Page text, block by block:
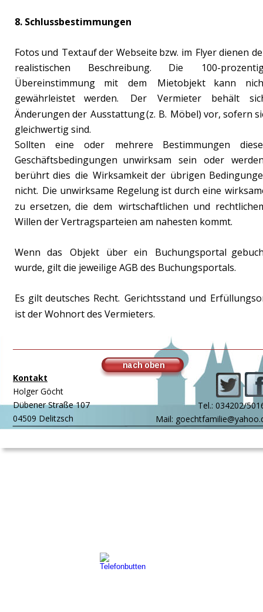
8. Schlussbestimmungen
Fotos und Textaufder Webseite bzw. im Flyer dienen
realistischen
Beschreibung. Die
100-
Übereinstimmung
mit dem Mietobjekt kann
gewährleistet
werden. Der Vermieter behält
Änderungen der Ausstattung(z. B. Möbel) vor, sofern
gleichwertig sind.
Sollten
eine oder mehrere Bestimmungen
Geschäftsbedingungen unwirksam sein oder
berührt dies die Wirksamkeit der übrigen
nicht. Die unwirksame Regelungist durch eine
zu ersetzen, die dem wirtschaftlichen und
Willen der Vertragsparteien am nahesten kommt.
Wenn das Objekt über ein Buchungsportal
wurde, gilt die jeweilige AGB des Buchungsportals.
Es gilt deutsches Recht. Gerichtsstand und
ist der Wohnort des Vermieters.
Kontakt
Holger Göcht
Dübener Straße 107
04509 Delitzsch
nach oben
Tel.: 034202/
Mail: